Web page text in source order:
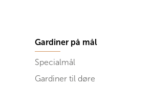
Gardiner på mål
Specialmål
Gardiner til døre